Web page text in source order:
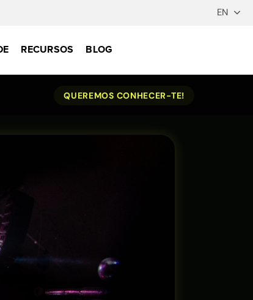
RECURSOS BLOG
QUEREMOS CONHECER-TE!